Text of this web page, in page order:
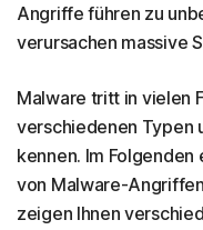
15. Logikbomben
So schützen Sie
Schützen Sie sich
Häufig gestellte
Angriffe führen zu
verursachen massive
Malware tritt in vielen
verschiedenen Typen
kennen. Im
von Malware-
zeigen Ihnen